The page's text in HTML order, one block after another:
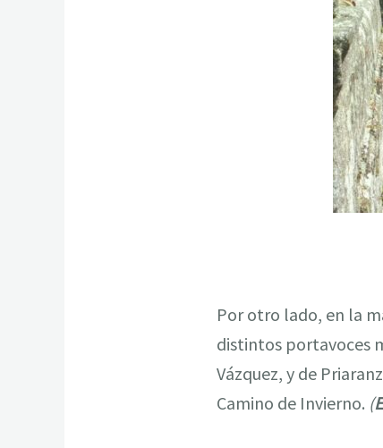
Por otro lado, en la
distintos portavoces
Vázquez, y de
Camino de Invierno. (